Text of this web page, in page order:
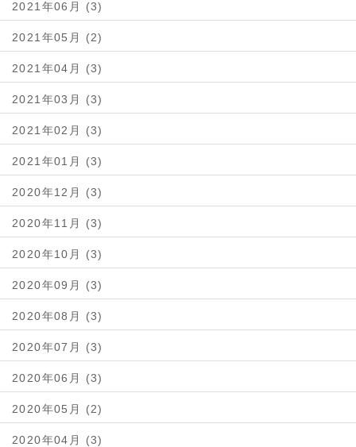
2021年06月 (3)
2021年05月 (2)
2021年04月 (3)
2021年03月 (3)
2021年02月 (3)
2021年01月 (3)
2020年12月 (3)
2020年11月 (3)
2020年10月 (3)
2020年09月 (3)
2020年08月 (3)
2020年07月 (3)
2020年06月 (3)
2020年05月 (2)
2020年04月 (3)